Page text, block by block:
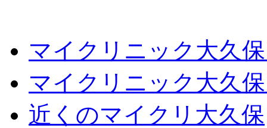
マイクリニック大久
マイクリニック大久
近くのマイクリ大久保